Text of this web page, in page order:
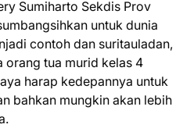
Sumiharto Sekdis Prov
untuk dunia
contoh dan suritauladan,
orang tua murid kelas 4
harap kedepannya untuk
bahkan mungkin akan lebih